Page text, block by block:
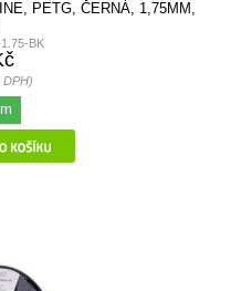
PETG, ČERNÁ, 1,75MM,
BK
DPH)